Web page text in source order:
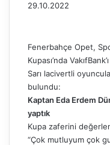
29.10.2022
Fenerbahçe Opet,
Kupası’nda
Sarı lacivertli
bulundu:
Kaptan Eda Erdem
yaptık
Kupa zaferini
“Çok mutluyum çok